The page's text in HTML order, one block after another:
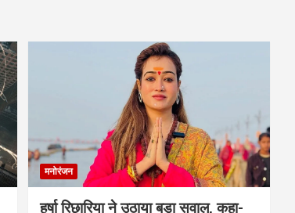
मनोरंजन
हर्षा रिछारिया ने उठाया बड़ा सवाल, कहा-